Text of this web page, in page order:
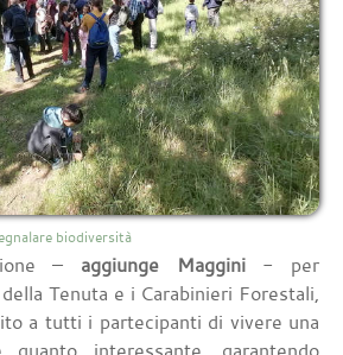
biodiversità
– aggiunge Maggini- per
Tenuta e i Carabinieri Forestali,
a tutti i partecipanti di vivere una